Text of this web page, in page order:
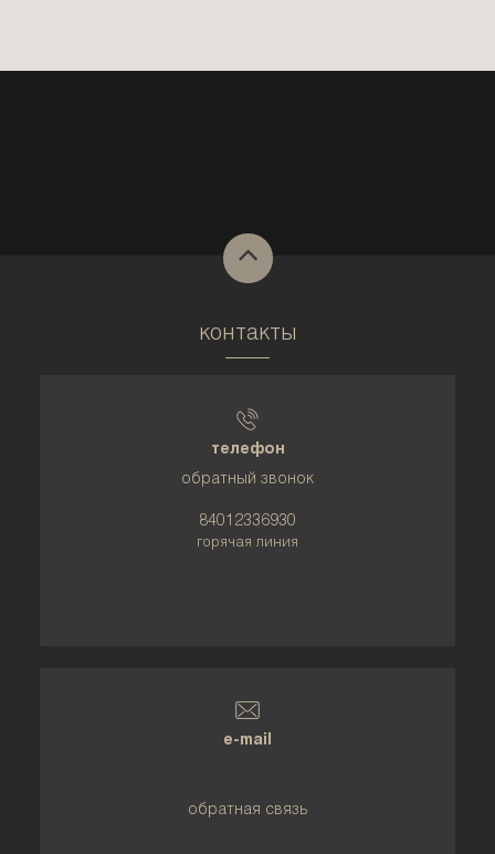
контакты
телефон
обратный звонок
84012336930
горячая линия
e-mail
обратная связь